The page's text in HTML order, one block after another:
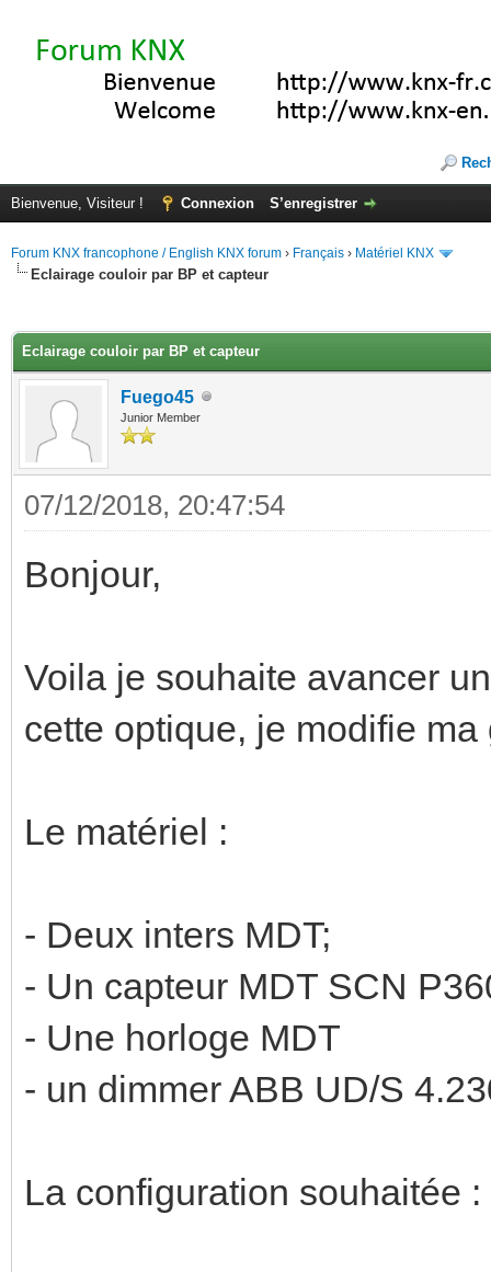
Bienvenue, Visiteur ! Connexion S’enregistrer
Forum KNX francophone / English KNX forum › Français › Matériel KNX
Eclairage couloir par BP et capteur
Eclairage couloir par BP et capteur
Fuego45
Junior Member
07/12/2018, 20:47:54
Bonjour,
Voila je souhaite avancer
cette optique, je modifie
Le matériel :
- Deux inters MDT;
- Un capteur MDT SCN
- Une horloge MDT
- un dimmer ABB UD/S
La configuration souhaitée :